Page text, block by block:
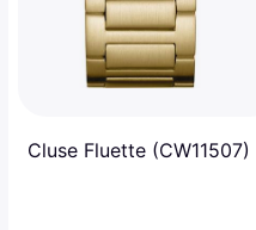
Cluse Fluette (CW11507)